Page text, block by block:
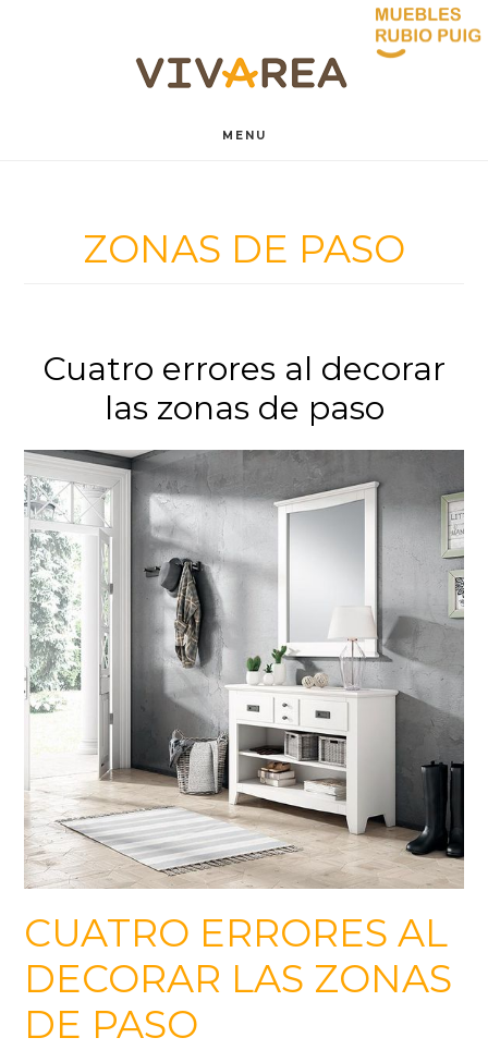
MENU
ZONAS DE PASO
Cuatro errores al decorar
las zonas de paso
CUATRO ERRORES AL
DECORAR LAS ZONAS
DE PASO